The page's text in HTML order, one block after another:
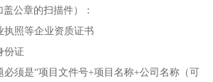
公章的扫描件）：
执照等企业资质证书
份证
必须是“项目文件号+项目名称+公司名称（可